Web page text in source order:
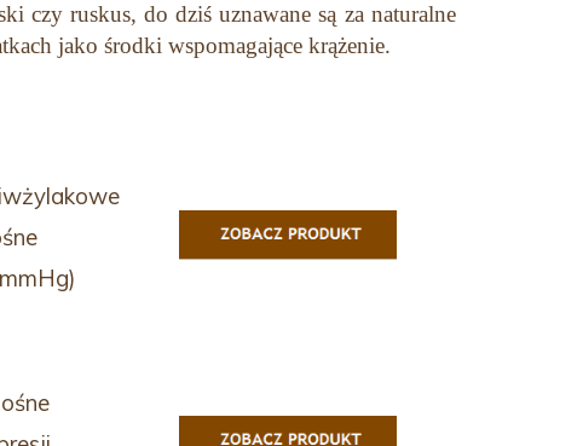
czy ruskus, do dziś uznawane są za naturalne
jako środki wspomagające krążenie.